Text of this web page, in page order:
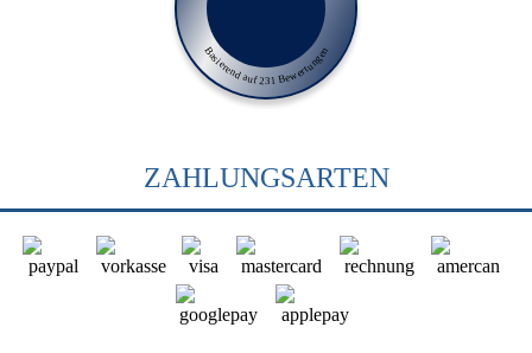
Basierend auf 231 Bewertungen
ZAHLUNGSARTEN